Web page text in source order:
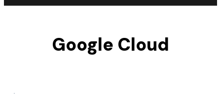
Google Cloud